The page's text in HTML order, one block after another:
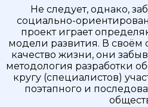
Не следует, однако,
социально-
проект играет
модели развития. В своём
качество жизни, они
методология разработки
кругу (специалистов)
поэтапного и